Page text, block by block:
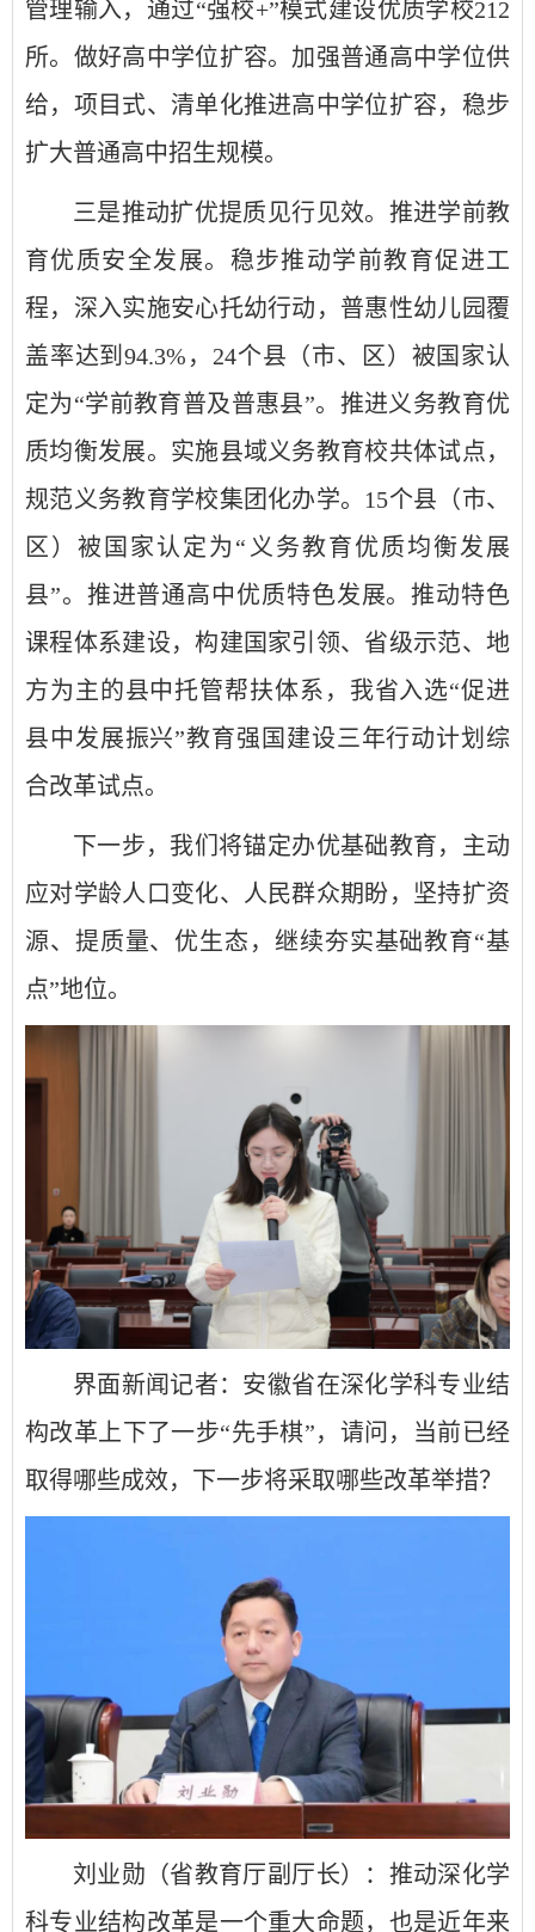
管理输入，通过“强校+”模式建设优质学校212
所。做好高中学位扩容。加强普通高中学位供
给，项目式、清单化推进高中学位扩容，稳步
扩大普通高中招生规模。
三是推动扩优提质见行见效。推进学前教
育优质安全发展。稳步推动学前教育促进工
程，深入实施安心托幼行动，普惠性幼儿园覆
盖率达到94.3%，24个县（市、区）被国家认
定为“学前教育普及普惠县”。推进义务教育优
质均衡发展。实施县域义务教育校共体试点，
规范义务教育学校集团化办学。15个县（市、
区）被国家认定为“义务教育优质均衡发展
县”。推进普通高中优质特色发展。推动特色
课程体系建设，构建国家引领、省级示范、地
方为主的县中托管帮扶体系，我省入选“促进
县中发展振兴”教育强国建设三年行动计划综
合改革试点。
下一步，我们将锚定办优基础教育，主动
应对学龄人口变化、人民群众期盼，坚持扩资
源、提质量、优生态，继续夯实基础教育“基
点”地位。
界面新闻记者：安徽省在深化学科专业结
构改革上下了一步“先手棋”，请问，当前已经
取得哪些成效，下一步将采取哪些改革举措？
刘业勋（省教育厅副厅长）：推动深化学
科专业结构改革是一个重大命题，也是近年来